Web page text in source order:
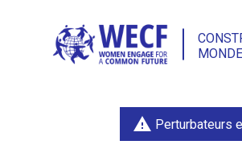
warning Perturbateurs